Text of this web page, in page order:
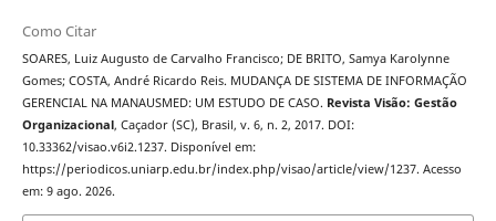
Como Citar
SOARES, Luiz Augusto de Carvalho Francisco; DE BRITO, Samya Karolynne
Gomes; COSTA, André Ricardo Reis. MUDANÇA DE SISTEMA DE INFORMAÇÃO
GERENCIAL NA MANAUSMED: UM ESTUDO DE CASO. Revista Visão: Gestão
Organizacional, Caçador (SC), Brasil, v. 6, n. 2, 2017. DOI:
10.33362/visao.v6i2.1237. Disponível em:
https://periodicos.uniarp.edu.br/index.php/visao/article/view/1237. Acesso
em: 9 ago. 2026.